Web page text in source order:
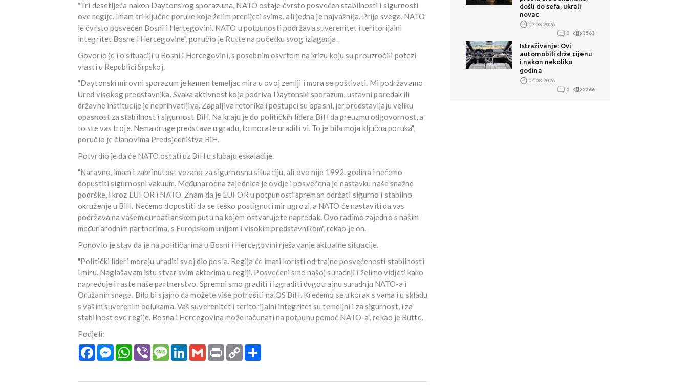
"Tri desetljeća nakon Daytonskog sporazuma, NATO ostaje čvrsto posvećen stabilnosti i sigurnosti
ove regije. Imam tri ključne poruke koje želim prenijeti svima, ali jedna je najvažnija. Prije svega, NATO
je čvrsto posvećen Bosni i Hercegovini. NATO u potpunosti podržava suverenitet i teritorijalni
integritet Bosne i Hercegovine", poručio je Rutte na početku svog izlaganja.
Govorio je i o situaciji u Bosni i Hercegovini, s posebnim osvrtom na krizu koju su prouzročili potezi
vlasti u Republici Srpskoj.
"Daytonski mirovni sporazum je kamen temeljac mira u ovoj zemlji i mora se poštivati. Mi podržavamo
Ured visokog predstavnika. Svaka aktivnost koja podriva Daytonski sporazum, ustavni poredak ili
državne institucije je neprihvatljiva. Zapaljiva retorika i postupci su opasni, jer predstavljaju veliku
opasnost za stabilnost i sigurnost BiH. Na kraju je do političkih lidera BiH da preuzmu odgovornost, a
to ste vas troje. Nema druge predstave u gradu, to morate uraditi vi. To je bila moja ključna poruka",
poručio je članovima Predsjedništva BiH.
Potvrdio je da će NATO ostati uz BiH u slučaju eskalacije.
"Naravno, imam i zabrinutost vezano za sigurnosnu situaciju, ali ovo nije 1992. godina i nećemo
dopustiti sigurnosni vakuum. Međunarodna zajednica je ovdje i posvećena je nastavku naše snažne
podrške, i kroz EUFOR i NATO. Znam da je EUFOR u potpunosti spreman održati sigurno i stabilno
okruženje u BiH. Nećemo dopustiti da se teško postignuti mir ugrozi, a NATO će nastaviti da vas
podržava na vašem euroatlanskom putu na kojem ostvarujete napredak. Ovo radimo zajedno s našim
međunarodnim partnerima, s Europskom unijom i visokim predstavnikom", rekao je on.
Ponovio je stav da je na političarima u Bosni i Hercegovini rješavanje aktualne situacije.
"Politički lideri moraju uraditi svoj dio posla. Regija će imati koristi od trajne posvećenosti stabilnosti
i miru. Naglašavam istu stvar svim akterima u regiji. Posvećeni smo našoj suradnji i želimo vidjeti kako
napreduje i raste naše partnerstvo. Spremni smo graditi i izgraditi dugotrajnu suradnju NATO-a i
Oružanih snaga. Bilo bi sjajno da možete više potrošiti na OS BiH. Krećemo se u korak s vama i u skladu
s vašim suverenim odlukama. Vaš suverenitet i teritorijalni integritet su temeljni i za sigurnost, i za
stabilnost ove regije. Bosna i Hercegovina može računati na potpunu pomoć NATO-a", rekao je Rutte.
Podjeli:
FacebookMessengerWhatsApp
Viber MessageLinkedInGmail Print Copy
Link
došli do sefa, ukrali
novac
03.08.2026.
0
3563
Istraživanje: Ovi
automobili drže cijenu
i nakon nekoliko
godina
04.08.2026.
0
2266